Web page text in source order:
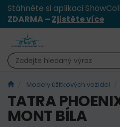
Stáhněte si aplikaci
ZDARMA – Zjistěte více
Modely úžitkových vozidel
TATRA
MONT BÍLA